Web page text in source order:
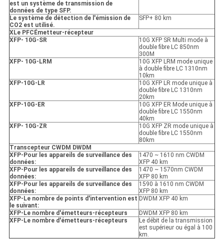
est un système de transmission de
données de type SFP.
Le système de détection de l'émission de
CO2 est utilisé.
SFP+ 80 km
XLe PFC Émetteur-récepteur
XFP- 10G-SR
10G XFP SR Multi mode à
double fibre LC 850nm
300M
XFP- 10G-LRM
10G XFP LRM mode unique
à double fibre LC 1310nm
10km
XFP-10G-LR
10G XFP LR mode unique à
double fibre LC 1310nm
20km
XFP-10G-ER
10G XFP ER Mode unique à
double fibre LC 1550nm
40km
XFP- 10G-ZR
10G XFP ZR mode unique à
double fibre LC 1550nm
80km
Transcepteur CWDM DWDM
XFP- Pour les appareils de surveillance des
données:
1470 ~ 1610 nm CWDM
XFP 40 km
XFP- Pour les appareils de surveillance des
données:
1470 ~ 1570nm CWDM
XFP 80 km
XFP- Pour les appareils de surveillance des
données:
1590 à 1610 nm CWDM
XFP 80 km
XFP- Le nombre de points d'intervention est
le suivant:
DWDM XFP 40 km
XFP- Le nombre d'émetteurs-récepteurs
DWDM XFP 80 km
XFP- Le nombre d'émetteurs-récepteurs
Le débit de la transmission
est supérieur ou égal à 100
km.